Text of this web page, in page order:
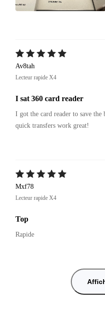
Av8tah
Lecteur rapide X4
I sat 360 card reader
I got the card reader to save
quick transfers work great!
Mxf78
Lecteur rapide X4
Top
Rapide